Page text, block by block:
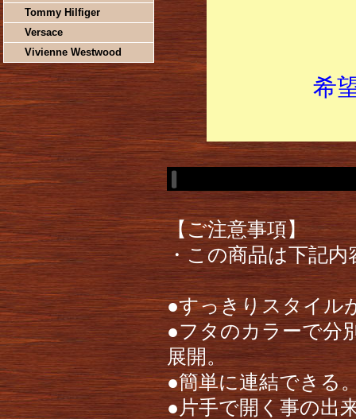
Tommy Hilfiger
Versace
Vivienne Westwood
希
【ご注意事項】
・この商品は下記
●すっきりスタイル
●フタのカラーで分
展開。
●簡単に連結できる
●片手で開く事の出